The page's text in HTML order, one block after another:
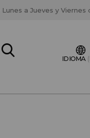
a Jueves y Viernes
IDIOMA